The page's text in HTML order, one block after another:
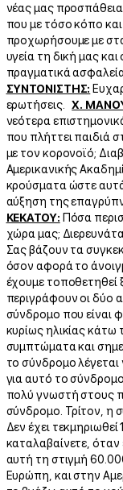
νέας μας
που με τόσο κόπο και
προχωρήσουμε με
υγεία τη δική μας
πραγματικά
ΣΥΝΤΟΝΙΣΤΗΣ:
ερωτήσεις.Χ.
νεότερα
που πλήττει παιδιά
με τον κορονοϊό;
Αμερικανικής
κρούσματα ώστε
αύξηση της
ΚΕΚΑΤΟΥ: Πόσα
χώρα μας;
Σας βάζουν τα
όσον αφορά το
έχουμε τοποθετηθεί
περιγράφουν οι δύο
σύνδρομο που είναι
κυρίως ηλικίας κάτω
συμπτώματα και
το σύνδρομο
για αυτό το
πολύ γνωστή στους
σύνδρομο. Τρίτον, η
Δεν έχει
καταλαβαίνετε, όταν
αυτή τη στιγμή
Ευρώπη, και στην